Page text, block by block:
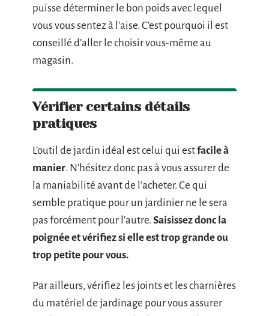
puisse déterminer le bon poids avec lequel
vous vous sentez à l’aise. C’est pourquoi il est
conseillé d’aller le choisir vous-même au
magasin.
Vérifier certains détails
pratiques
L’outil de jardin idéal est celui qui estfacile à
manier. N’hésitez donc pas à vous assurer de
la maniabilité avant de l’acheter. Ce qui
semble pratique pour un jardinier ne le sera
pas forcément pour l’autre. Saisissez donc la
poignée et vérifiez si elle est trop grande ou
trop petite pour vous.
Par ailleurs, vérifiez les joints et les charnières
du matériel de jardinage pour vous assurer